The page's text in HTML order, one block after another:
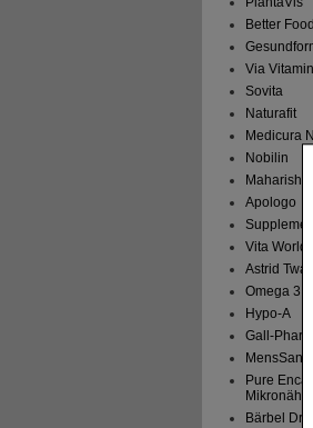
Better
Via
Sovita
Naturafit
Medicura
Nobilin
Maharishi
Apologo
Vita World
Astrid
Omega 3
Hypo-A
Gall-Pharma
MensSana
Pure
Bärbel